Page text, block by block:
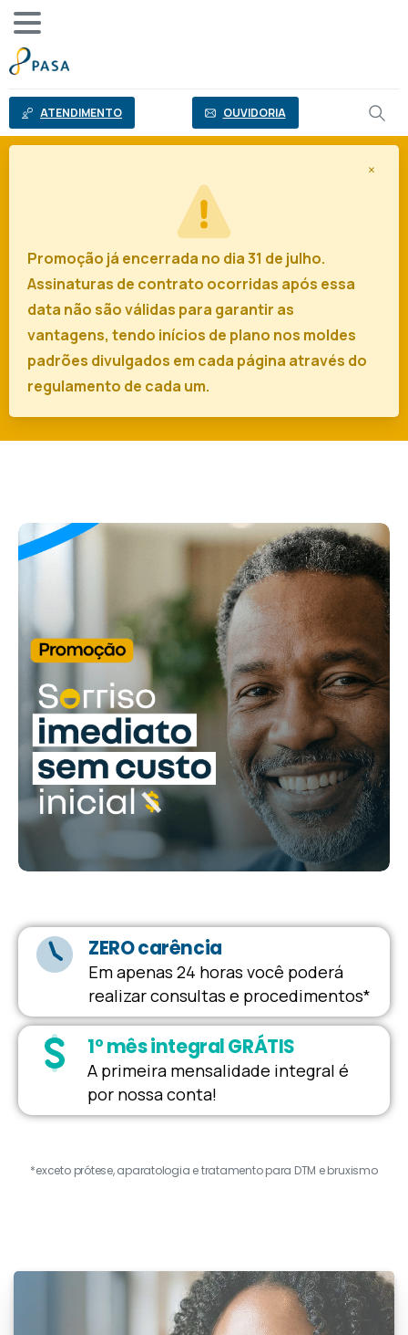
conteúdo
ATENDIMENTO OUVIDORIA
Promoção já encerrada no dia 31 de julho.
Assinaturas de contrato ocorridas após essa
data não são válidas para garantir as
vantagens, tendo inícios de plano nos moldes
padrões divulgados em cada página através do
regulamento de cada um.
×
ZERO carência
Em apenas 24 horas você poderá
realizar consultas e procedimentos*
1º mês integral GRÁTIS
A primeira mensalidade integral é
por nossa conta!
*exceto prótese, aparatologia e tratamento para DTM e bruxismo